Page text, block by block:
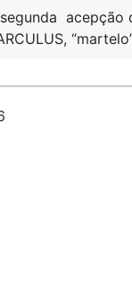
acepção